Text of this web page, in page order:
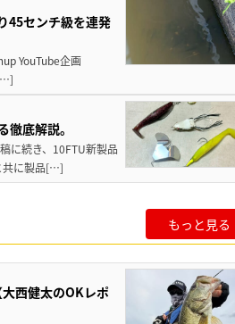
45センチ級を連発
YouTube企画
底解説。
に続き、10FTU新製品
共に製品[…]
もっと見る
西健太のOKレポ